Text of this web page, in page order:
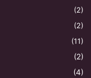
(2)
(2)
(11)
(2)
(4)